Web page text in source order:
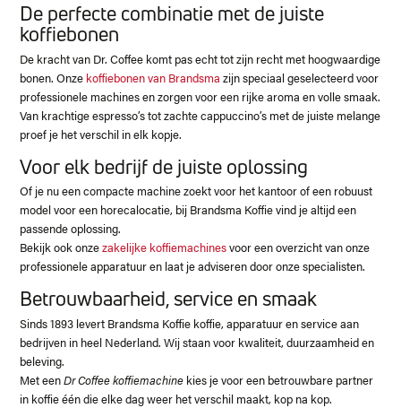
De perfecte combinatie met de juiste
koffiebonen
De kracht van Dr. Coffee komt pas echt tot zijn recht met hoogwaardige
bonen. Onze koffiebonen van Brandsma zijn speciaal geselecteerd voor
professionele machines en zorgen voor een rijke aroma en volle smaak.
Van krachtige espresso’s tot zachte cappuccino’s met de juiste melange
proef je het verschil in elk kopje.
Voor elk bedrijf de juiste oplossing
Of je nu een compacte machine zoekt voor het kantoor of een robuust
model voor een horecalocatie, bij Brandsma Koffie vind je altijd een
passende oplossing.
Bekijk ook onzezakelijke koffiemachinesvoor een overzicht van onze
professionele apparatuur en laat je adviseren door onze specialisten.
Betrouwbaarheid, service en smaak
Sinds 1893 levert Brandsma Koffie koffie, apparatuur en service aan
bedrijven in heel Nederland. Wij staan voor kwaliteit, duurzaamheid en
beleving.
Met eenDr Coffee koffiemachine kies je voor een betrouwbare partner
in koffie één die elke dag weer het verschil maakt, kop na kop.